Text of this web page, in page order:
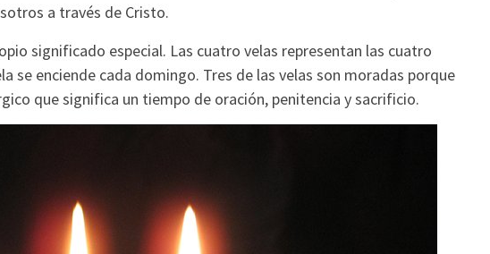
a través de Cristo.
significado especial. Las cuatro velas representan las cuatro
se enciende cada domingo. Tres de las velas son moradas porque
que significa un tiempo de oración, penitencia y sacrificio.